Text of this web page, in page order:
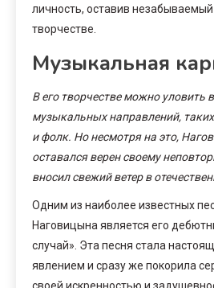
личность, оставив незабываемый
творчестве.
Музыкальная
В его творчестве можно уловить
музыкальных направлений,
и фолк. Но несмотря на это,
оставался верен своему
вносил свежий ветер в
Одним из наиболее известных
Наговицына является его
случай». Эта песня стала
явлением и сразу же покорила
своей искренностью и